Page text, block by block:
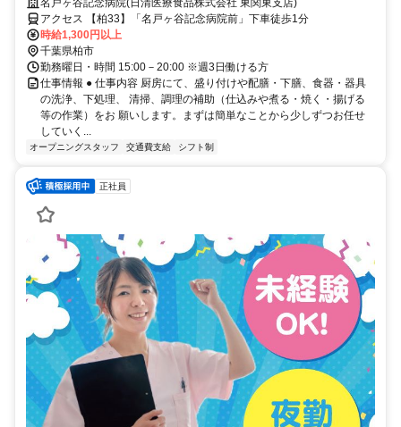
アクセス 【柏33】「名戸ヶ谷記念病院前」下車徒歩1分
時給1,300円以上
千葉県柏市
勤務曜日・時間 15:00－20:00 ※週3日働ける方
仕事情報 ● 仕事内容 厨房にて、盛り付けや配膳・下膳、食器・器具
の洗浄、下処理、 清掃、調理の補助（仕込みや煮る・焼く・揚げる
等の作業）をお 願いします。まずは簡単なことから少しずつお任せ
していく...
オープニングスタッフ 交通費支給 シフト制
正社員